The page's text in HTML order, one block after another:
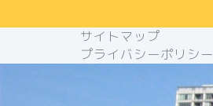
サイトマップ
プライバシーポリシー